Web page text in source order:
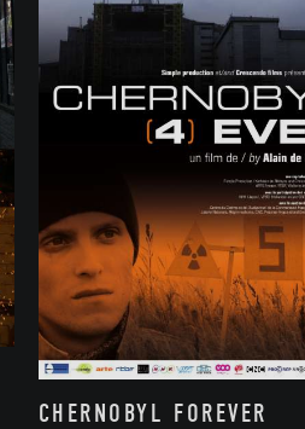
CHERNOBYL FOREVER